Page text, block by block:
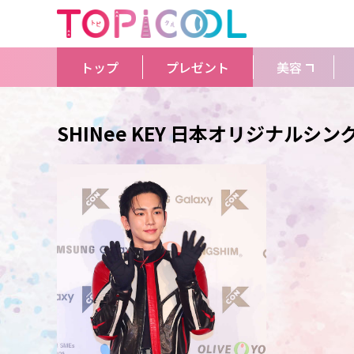
トップ プレゼント 美容
SHINee KEY 日本オリジナルシ